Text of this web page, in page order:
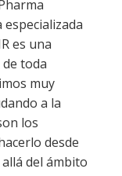
es una
toda
muy
a la
los
desde
del ámbito